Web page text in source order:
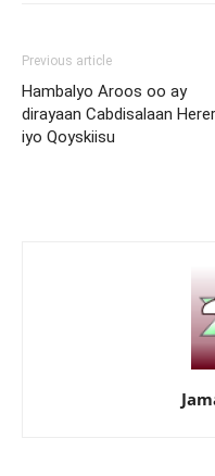
Previous article
Hambalyo Aroos oo ay
dirayaan Cabdisalaan
iyo Qoyskiisu